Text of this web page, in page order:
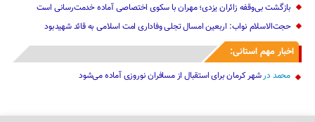
بازگشت بی‌وقفه زائران یزدی؛ مهران با سکوی اختصاصی آماده خدمت‌رسانی است
حجت‌الاسلام نواب: اربعین امسال تجلی وفاداری امت اسلامی به قائد شهیدبود
اخبار مهم استانی:
محمد درشهر کرمان برای استقبال از مسافران نوروزی آماده می‌شود